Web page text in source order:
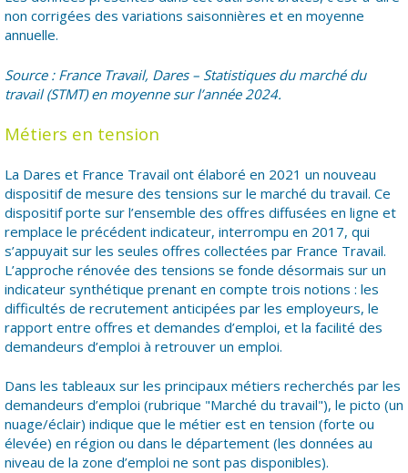
non corrigées des variations saisonnières et en moyenne
annuelle.
Source : France Travail, Dares – Statistiques du marché du
travail (STMT) en moyenne sur l’année 2024.
Métiers en tension
La Dares et France Travail ont élaboré en 2021 un nouveau
dispositif de mesure des tensions sur le marché du travail. Ce
dispositif porte sur l’ensemble des offres diffusées en ligne et
remplace le précédent indicateur, interrompu en 2017, qui
s’appuyait sur les seules offres collectées par France Travail.
L’approche rénovée des tensions se fonde désormais sur un
indicateur synthétique prenant en compte trois notions : les
difficultés de recrutement anticipées par les employeurs, le
rapport entre offres et demandes d’emploi, et la facilité des
demandeurs d’emploi à retrouver un emploi.
Dans les tableaux sur les principaux métiers recherchés par les
demandeurs d’emploi (rubrique "Marché du travail"), le picto (un
nuage/éclair) indique que le métier est en tension (forte ou
élevée) en région ou dans le département (les données au
niveau de la zone d’emploi ne sont pas disponibles).